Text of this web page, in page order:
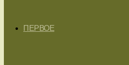
ПЕРВОЕ